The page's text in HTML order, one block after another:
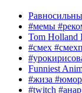
#мемы
Tom Holland
#смех
Funniest
#жиза
#twitch